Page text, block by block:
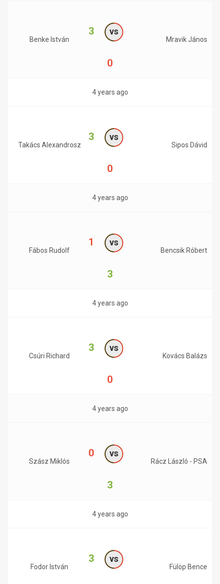
Benke István
3 vs
0
Mravik János
4 years ago
Takács Alexandrosz
3 vs
0
Sipos Dávid
4 years ago
Fábos Rudolf
1 vs
3
Bencsik Róbert
4 years ago
Csúri Richard
3 vs
0
Kovács Balázs
4 years ago
Szász Miklós
0 vs
3
Rácz László - PSA
4 years ago
Fodor István
3 vs
Fülöp Bence